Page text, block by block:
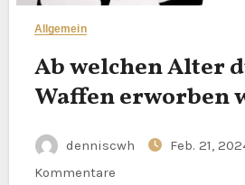
Allgemein
Ab welchen Alter
Waffen erworben
denniscwh Feb. 21,
Kommentare